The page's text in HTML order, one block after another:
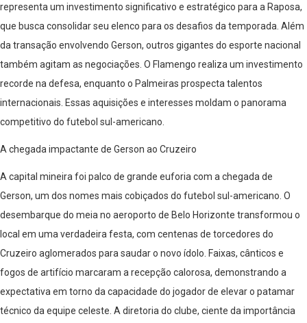
representa um investimento significativo e estratégico para a Raposa,
que busca consolidar seu elenco para os desafios da temporada. Além
da transação envolvendo Gerson, outros gigantes do esporte nacional
também agitam as negociações. O Flamengo realiza um investimento
recorde na defesa, enquanto o Palmeiras prospecta talentos
internacionais. Essas aquisições e interesses moldam o panorama
competitivo do futebol sul-americano.
A chegada impactante de Gerson ao Cruzeiro
A capital mineira foi palco de grande euforia com a chegada de
Gerson, um dos nomes mais cobiçados do futebol sul-americano. O
desembarque do meia no aeroporto de Belo Horizonte transformou o
local em uma verdadeira festa, com centenas de torcedores do
Cruzeiro aglomerados para saudar o novo ídolo. Faixas, cânticos e
fogos de artifício marcaram a recepção calorosa, demonstrando a
expectativa em torno da capacidade do jogador de elevar o patamar
técnico da equipe celeste. A diretoria do clube, ciente da importância